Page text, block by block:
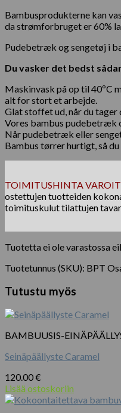
Bambusprodukterne kan
da strømforbruget er 60%
Pudebetræk og sengetøj i
Du vasker det bedst
Maskinvask på op til 40ºC
alt for stort et arbejde.
Glat stoffet ud, når du tager
Vores bambus pudebetræk
Når pudebetræk eller
Bambus tørrer hurtigt, så
TOIMITUSHINTA
ostettujen tuotteiden
toimituskulut tilattujen
Tuotetta ei ole varastossa
Tuotetunnus (SKU): BPT
Tutustu myös
BAMBUUSIS-
Seinäpäällyste Caramel
120.00€
Lisää ostoskoriin